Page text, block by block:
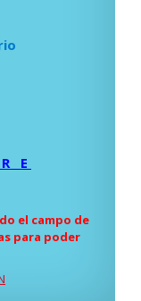
E
el campo de
para poder